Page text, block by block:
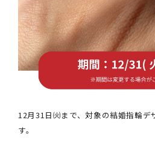
12月31日㈫まで、対象の結婚指輪デ
す。